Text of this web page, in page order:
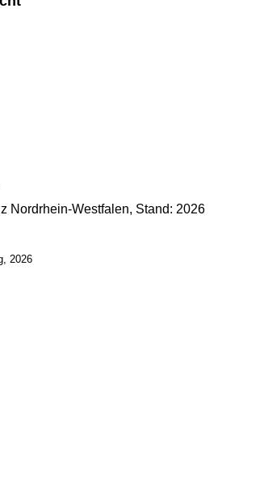
Nordrhein-Westfalen, Stand: 2026
2026